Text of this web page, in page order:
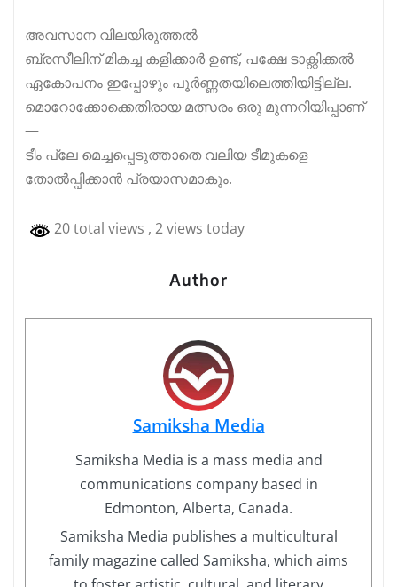
അവസാന വിലയിരുത്തൽ
ബ്രസീലിന് മികച്ച കളിക്കാർ ഉണ്ട്, പക്ഷേ ടാക്റ്റിക്കൽ
ഏകോപനം ഇപ്പോഴും പൂർണ്ണതയിലെത്തിയിട്ടില്ല.
മൊറോക്കോക്കെതിരായ മത്സരം ഒരു മുന്നറിയിപ്പാണ്
—
ടീം പ്ലേ മെച്ചപ്പെടുത്താതെ വലിയ ടീമുകളെ
തോൽപ്പിക്കാൻ പ്രയാസമാകും.
20 total views , 2 views today
Author
Samiksha Media
Samiksha Media is a mass media and
communications company based in
Edmonton, Alberta, Canada.
Samiksha Media publishes a multicultural
family magazine called Samiksha, which aims